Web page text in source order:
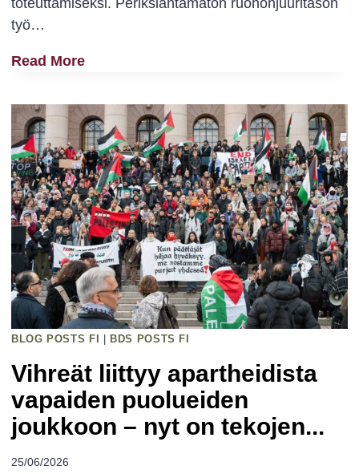
työ…
Read MoreK
L
L
E
K
T
I
I
V
I
N
E
N
T
O
I
M
BLOG POSTS FI BDS POSTS FI
Vihreät liittyy apartheidista
vapaiden puolueiden
joukkoon – nyt on tekojen...
25/06/2026